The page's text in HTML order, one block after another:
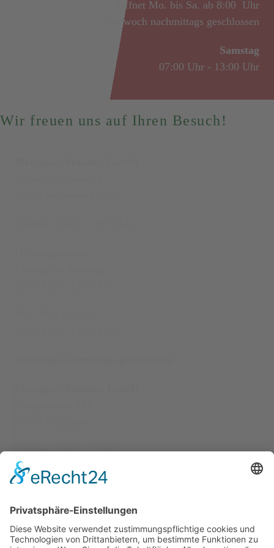
Öffnet Mo. bis Sa. ab 8:00 Uhr
Mittwoch nachmittags geschlossen
Samstag
07:00 Uhr - 13:00 Uhr
Wir freuen uns auf Ihren Besuch!
Telefon: 07631 - 2724
Öffnungszeiten
08:00 Uhr - 13:00 Uhr
Mo.,Di., Do., Fr.: